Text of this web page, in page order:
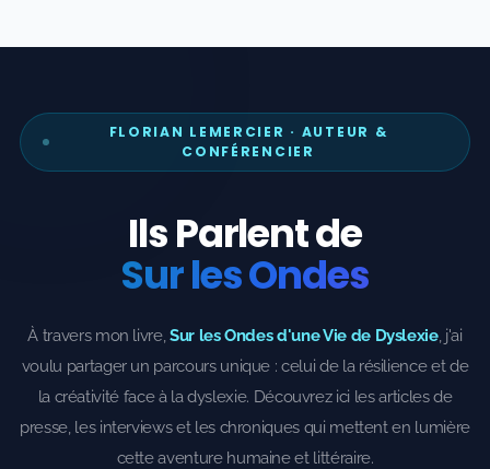
FLORIAN LEMERCIER · AUTEUR &
CONFÉRENCIER
Ils Parlent de
Sur les Ondes
À travers mon livre,Sur les Ondes d'une Vie de Dyslexie, j'ai
voulu partager un parcours unique : celui de la résilience et de
la créativité face à la dyslexie. Découvrez ici les articles de
presse, les interviews et les chroniques qui mettent en lumière
cette aventure humaine et littéraire.